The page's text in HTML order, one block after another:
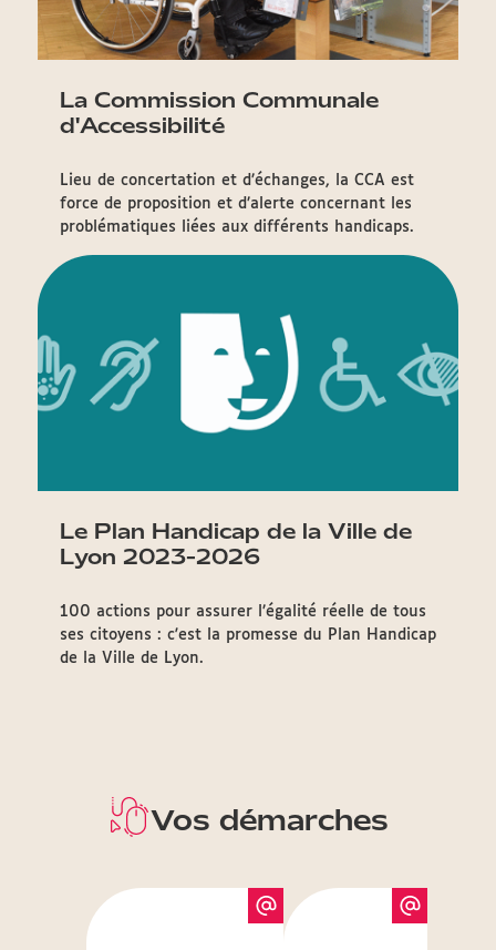
La Commission Communale
d'Accessibilité
Lieu de concertation et d’échanges, la CCA est
force de proposition et d’alerte concernant les
problématiques liées aux différents handicaps.
Le Plan Handicap de la Ville de
Lyon 2023-2026
100 actions pour assurer l’égalité réelle de tous
ses citoyens : c'est la promesse du Plan Handicap
de la Ville de Lyon.
Vos démarches